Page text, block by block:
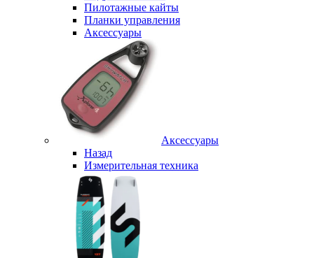
Пилотажные кайты
Планки управления
Аксессуары
Аксессуары
Назад
Измерительная техника